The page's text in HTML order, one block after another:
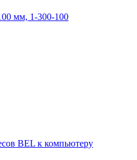
мм, 1-300-100
BEL к компьютеру